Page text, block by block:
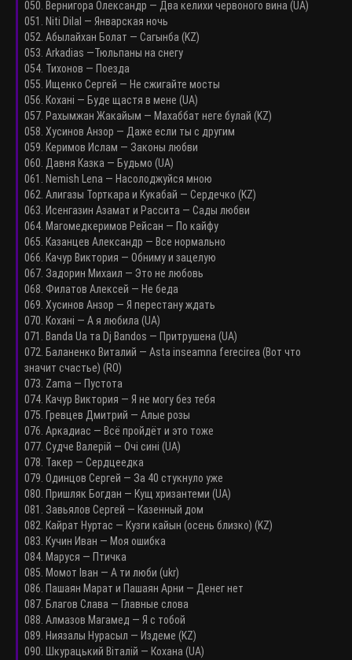
050. Вернигора Олександр — Два келихи червоного вина (UA)
051. Niti DilaI — Январская ночь
052. Абылайхан Болат — Сагынба (KZ)
053. Arkadias —Тюльпаны на снегу
054. Тихонов — Поезда
055. Ищенко Сергей — Не сжигайте мосты
056. Кохані — Буде щастя в мене (UA)
057. Рахымжан Жакайым — Махаббат неге булай (KZ)
058. Хусинов Анзор — Даже если ты с другим
059. Керимов Ислам — Законы любви
060. Давня Казка — Будьмо (UA)
061. Nemish Lena — Насолоджуйся мною
062. Алигазы Торткара и Кукабай — Сердечко (KZ)
063. Исенгазин Азамат и Рассита — Сады любви
064. Магомедкеримов Рейсан — По кайфу
065. Казанцев Александр — Все нормально
066. Качур Виктория — Обниму и зацелую
067. Задорин Михаил — Это не любовь
068. Филатов Алексей — Не беда
069. Хусинов Анзор — Я перестану ждать
070. Кохані — А я любила (UA)
071. Banda Ua та Dj Bandos — Притрушена (UA)
072. Баланенко Виталий — Asta inseamna ferecirea (Вот что
значит счастье) (RO)
073. Zama — Пустота
074. Качур Виктория — Я не могу без тебя
075. Гревцев Дмитрий — Алые розы
076. Аркадиас — Всё пройдёт и это тоже
077. Судче Валерій — Очі сині (UA)
078. Такер — Сердцеедка
079. Одинцов Сергей — За 40 стукнуло уже
080. Пришляк Богдан — Кущ хризантеми (UA)
081. Завьялов Сергей — Казенный дом
082. Кайрат Нуртас — Кузги кайын (осень близко) (KZ)
083. Кучин Иван — Моя ошибка
084. Маруся — Птичка
085. Момот Іван — А ти люби (ukr)
086. Пашаян Марат и Пашаян Арни — Денег нет
087. Благов Слава — Главные слова
088. Алмазов Магамед — Я с тобой
089. Ниязалы Нурасыл — Издеме (KZ)
090. Шкурацький Віталій — Кохана (UA)